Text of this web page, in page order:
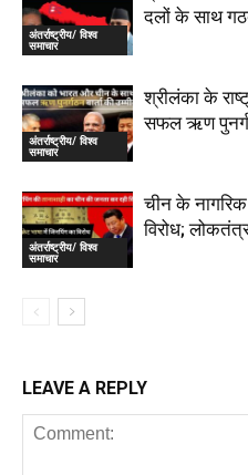
अंतर्राष्ट्रीय/ विश्व
समाचार
दलों के साथ
अंतर्राष्ट्रीय/ विश्व
समाचार
श्रीलंका के
सफल ऋण
अंतर्राष्ट्रीय/ विश्व
समाचार
चीन के
विरोध;
LEAVE A REPLY